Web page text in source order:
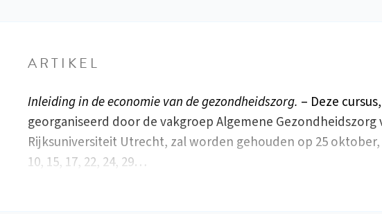
ARTIKEL
Inleiding in de economie van de gezondheidszorg. – Deze cursus,
georganiseerd door de vakgroep Algemene Gezondheidszorg
Rijksuniversiteit Utrecht, zal worden gehouden op 25 oktober,
10, 15, 17, 22, 24, 29…